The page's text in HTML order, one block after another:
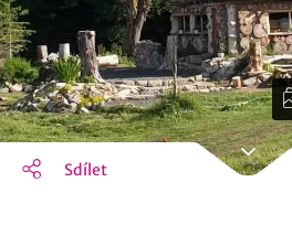
Sdílet